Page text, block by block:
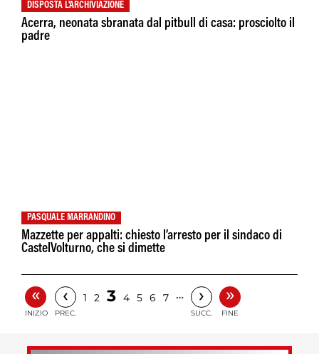
DISPOSTA L'ARCHIVIAZIONE
Acerra, neonata sbranata dal pitbull di casa: prosciolto il
padre
PASQUALE MARRANDINO
Mazzette per appalti: chiesto l’arresto per il sindaco di
CastelVolturno, che si dimette
«
INIZIO
‹
PREC.
1 2 3 4 5 6 7 … ›
SUCC.
»
FINE